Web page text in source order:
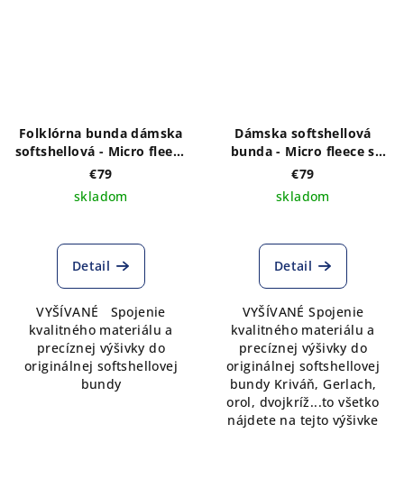
Folklórna bunda dámska
softshellová - Micro fleece
s VÝŠIVKOU vzoru IKA v
bielej farbne vpredu a
vzadu
€79
skladom
Detail
VYŠÍVANÉ Spojenie
kvalitného materiálu a
precíznej výšivky do
originálnej softshellovej
bundy
Dámska softshellová
bunda - Micro fleece s
VÝŠIVKOU vzoru Tatry a
orol vpredu a vzadu
€79
skladom
Detail
VYŠÍVANÉ Spojenie
kvalitného materiálu a
precíznej výšivky do
originálnej softshellovej
bundy Kriváň, Gerlach,
orol, dvojkríž...to všetko
nájdete na tejto výšivke